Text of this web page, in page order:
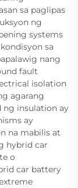
sa paglipas
ng
systems
sa
nang
fault
isolation
agarang
ng insulation ay
ay
na mabilis at
hybrid car
o
car battery